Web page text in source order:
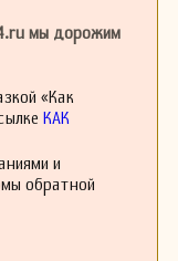
мы дорожим
«Как
КАК
и
обратной